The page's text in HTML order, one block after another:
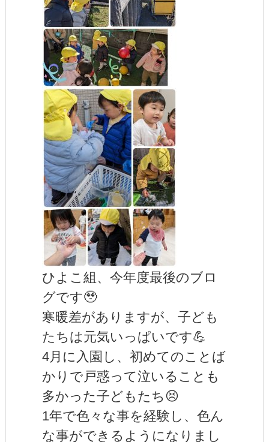
ひよこ組、今年度最後のブロ
グです🥹
寒暖差がありますが、子ども
たちは元気いっぱいです💪
4月に入園し、初めてのことば
かりで戸惑って泣いることも
多かった子どもたち😣
1年で色々な事を経験し、色ん
な事ができるようになりまし